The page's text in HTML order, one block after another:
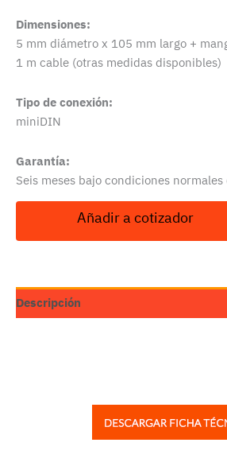
Dimensiones:
5 mm diámetro x 105 mm largo +
1 m cable (otras medidas disponibles)
Tipo de conexión:
miniDIN
Garantía:
Seis meses bajo condiciones normales
Añadir a cotizador
Descripción